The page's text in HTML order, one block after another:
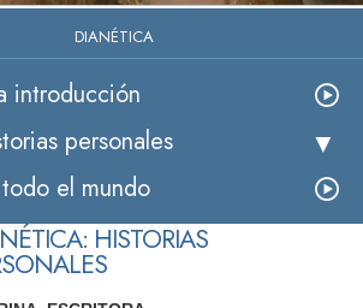
DIANÉTICA
introducción
personales
el mundo
HISTORIAS